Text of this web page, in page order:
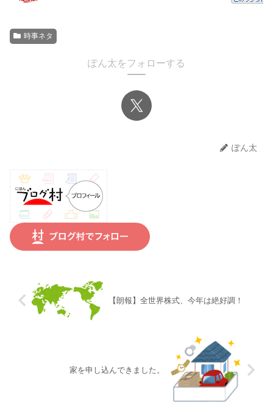
時事ネタ
ぽん太をフォローする
ぽん太
【朗報】全世界株式、今年は絶好調！
家を申し込んできました。